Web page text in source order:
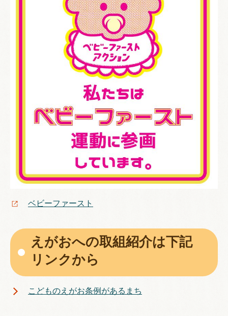
ベビーファースト
えがおへの取組紹介は下記
リンクから
こどものえがお条例があるまち